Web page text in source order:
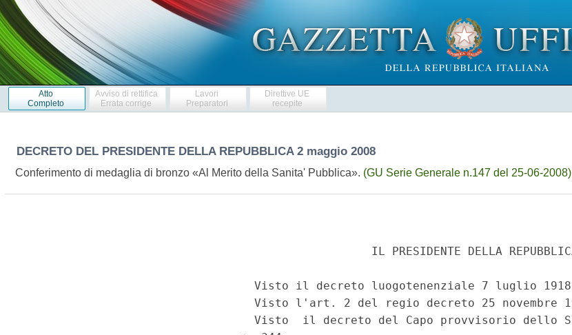
Atto
Completo
Avviso di rettifica
Errata corrige
Lavori
Preparatori
Direttive UE
recepite
DECRETO DEL PRESIDENTE DELLA REPUBBLICA 2 maggio 2008
Conferimento di medaglia di bronzo «Al Merito della Sanita' Pubblica». (GU Serie Generale n.147 del 25-06-2008)